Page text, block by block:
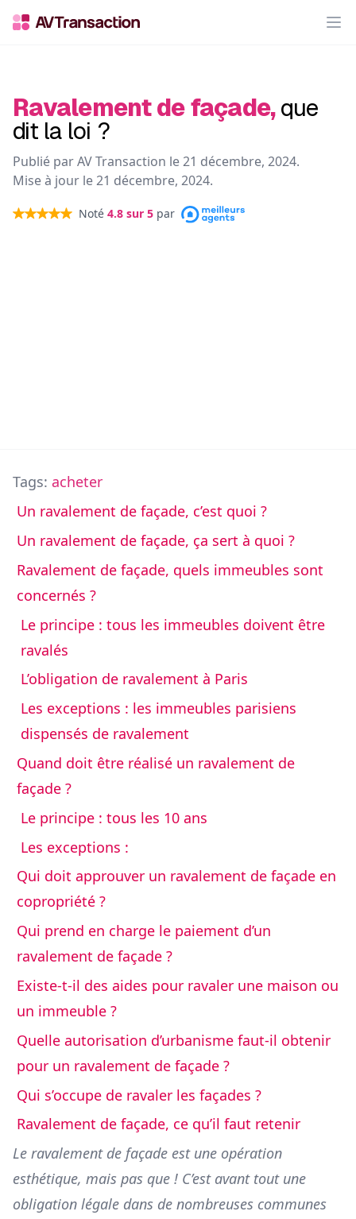
Ravalement de façade,que
dit la loi ?
Publié par AV Transaction le21 décembre, 2024.
Mise à jour le21 décembre, 2024.
Noté 4.8 sur 5 par
Tags: acheter
Un ravalement de façade, c’est quoi ?
Un ravalement de façade, ça sert à quoi ?
Ravalement de façade, quels immeubles sont
concernés ?
Le principe : tous les immeubles doivent être
ravalés
L’obligation de ravalement à Paris
Les exceptions : les immeubles parisiens
dispensés de ravalement
Quand doit être réalisé un ravalement de
façade ?
Le principe : tous les 10 ans
Les exceptions :
Qui doit approuver un ravalement de façade en
copropriété ?
Qui prend en charge le paiement d’un
ravalement de façade ?
Existe-t-il des aides pour ravaler une maison ou
un immeuble ?
Quelle autorisation d’urbanisme faut-il obtenir
pour un ravalement de façade ?
Qui s’occupe de ravaler les façades ?
Ravalement de façade, ce qu’il faut retenir
Le ravalement de façade est une opération
esthétique, mais pas que ! C’est avant tout une
obligation légale dans de nombreuses communes